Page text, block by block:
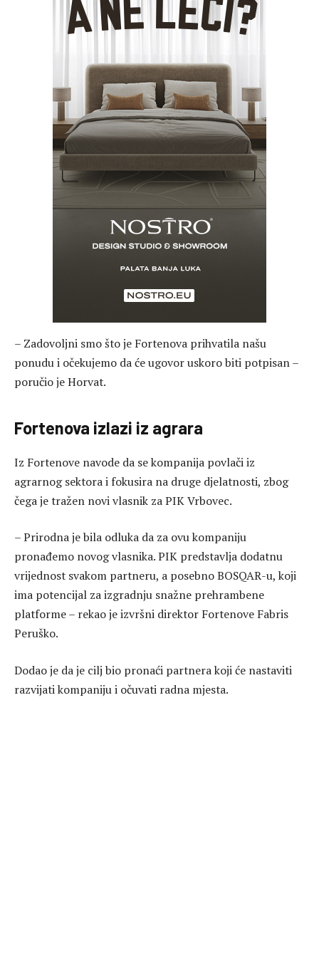
– Zadovoljni smo što je Fortenova prihvatila našu
ponudu i očekujemo da će ugovor uskoro biti potpisan –
poručio je Horvat.
Fortenova izlazi iz agrara
Iz Fortenove navode da se kompanija povlači iz
agrarnog sektora i fokusira na druge djelatnosti, zbog
čega je tražen novi vlasnik za PIK Vrbovec.
– Prirodna je bila odluka da za ovu kompaniju
pronađemo novog vlasnika. PIK predstavlja dodatnu
vrijednost svakom partneru, a posebno BOSQAR-u, koji
ima potencijal za izgradnju snažne prehrambene
platforme – rekao je izvršni direktor Fortenove Fabris
Peruško.
Dodao je da je cilj bio pronaći partnera koji će nastaviti
razvijati kompaniju i očuvati radna mjesta.